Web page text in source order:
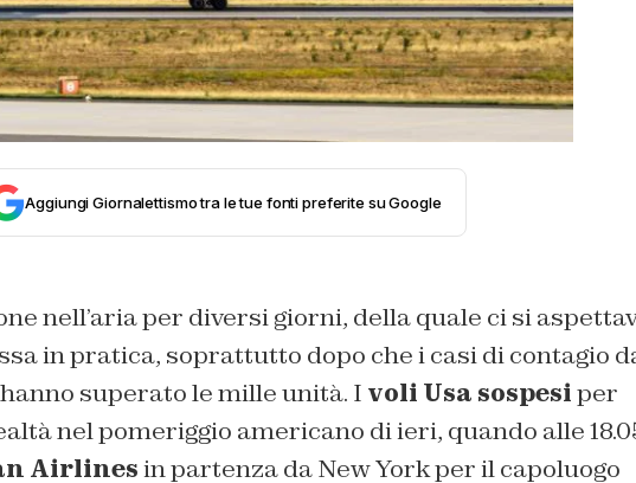
Aggiungi Giornalettismo tra le tue fonti preferite su Google
nell’aria per diversi giorni, della quale ci si
in pratica, soprattutto dopo che i casi di contagio
superato le mille unità. I voli Usa sospesiper
nel pomeriggio americano di ieri, quando alle
Airlinesin partenza da New York per il capoluogo